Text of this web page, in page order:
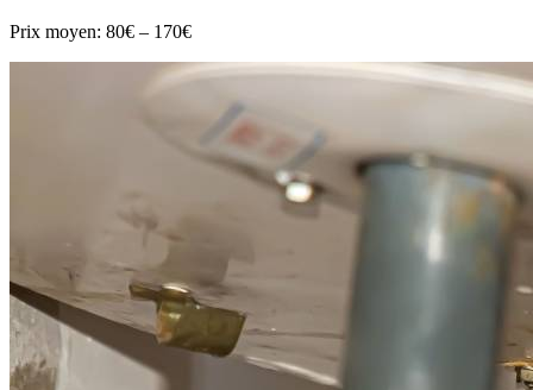
Prix moyen: 80€ – 170€